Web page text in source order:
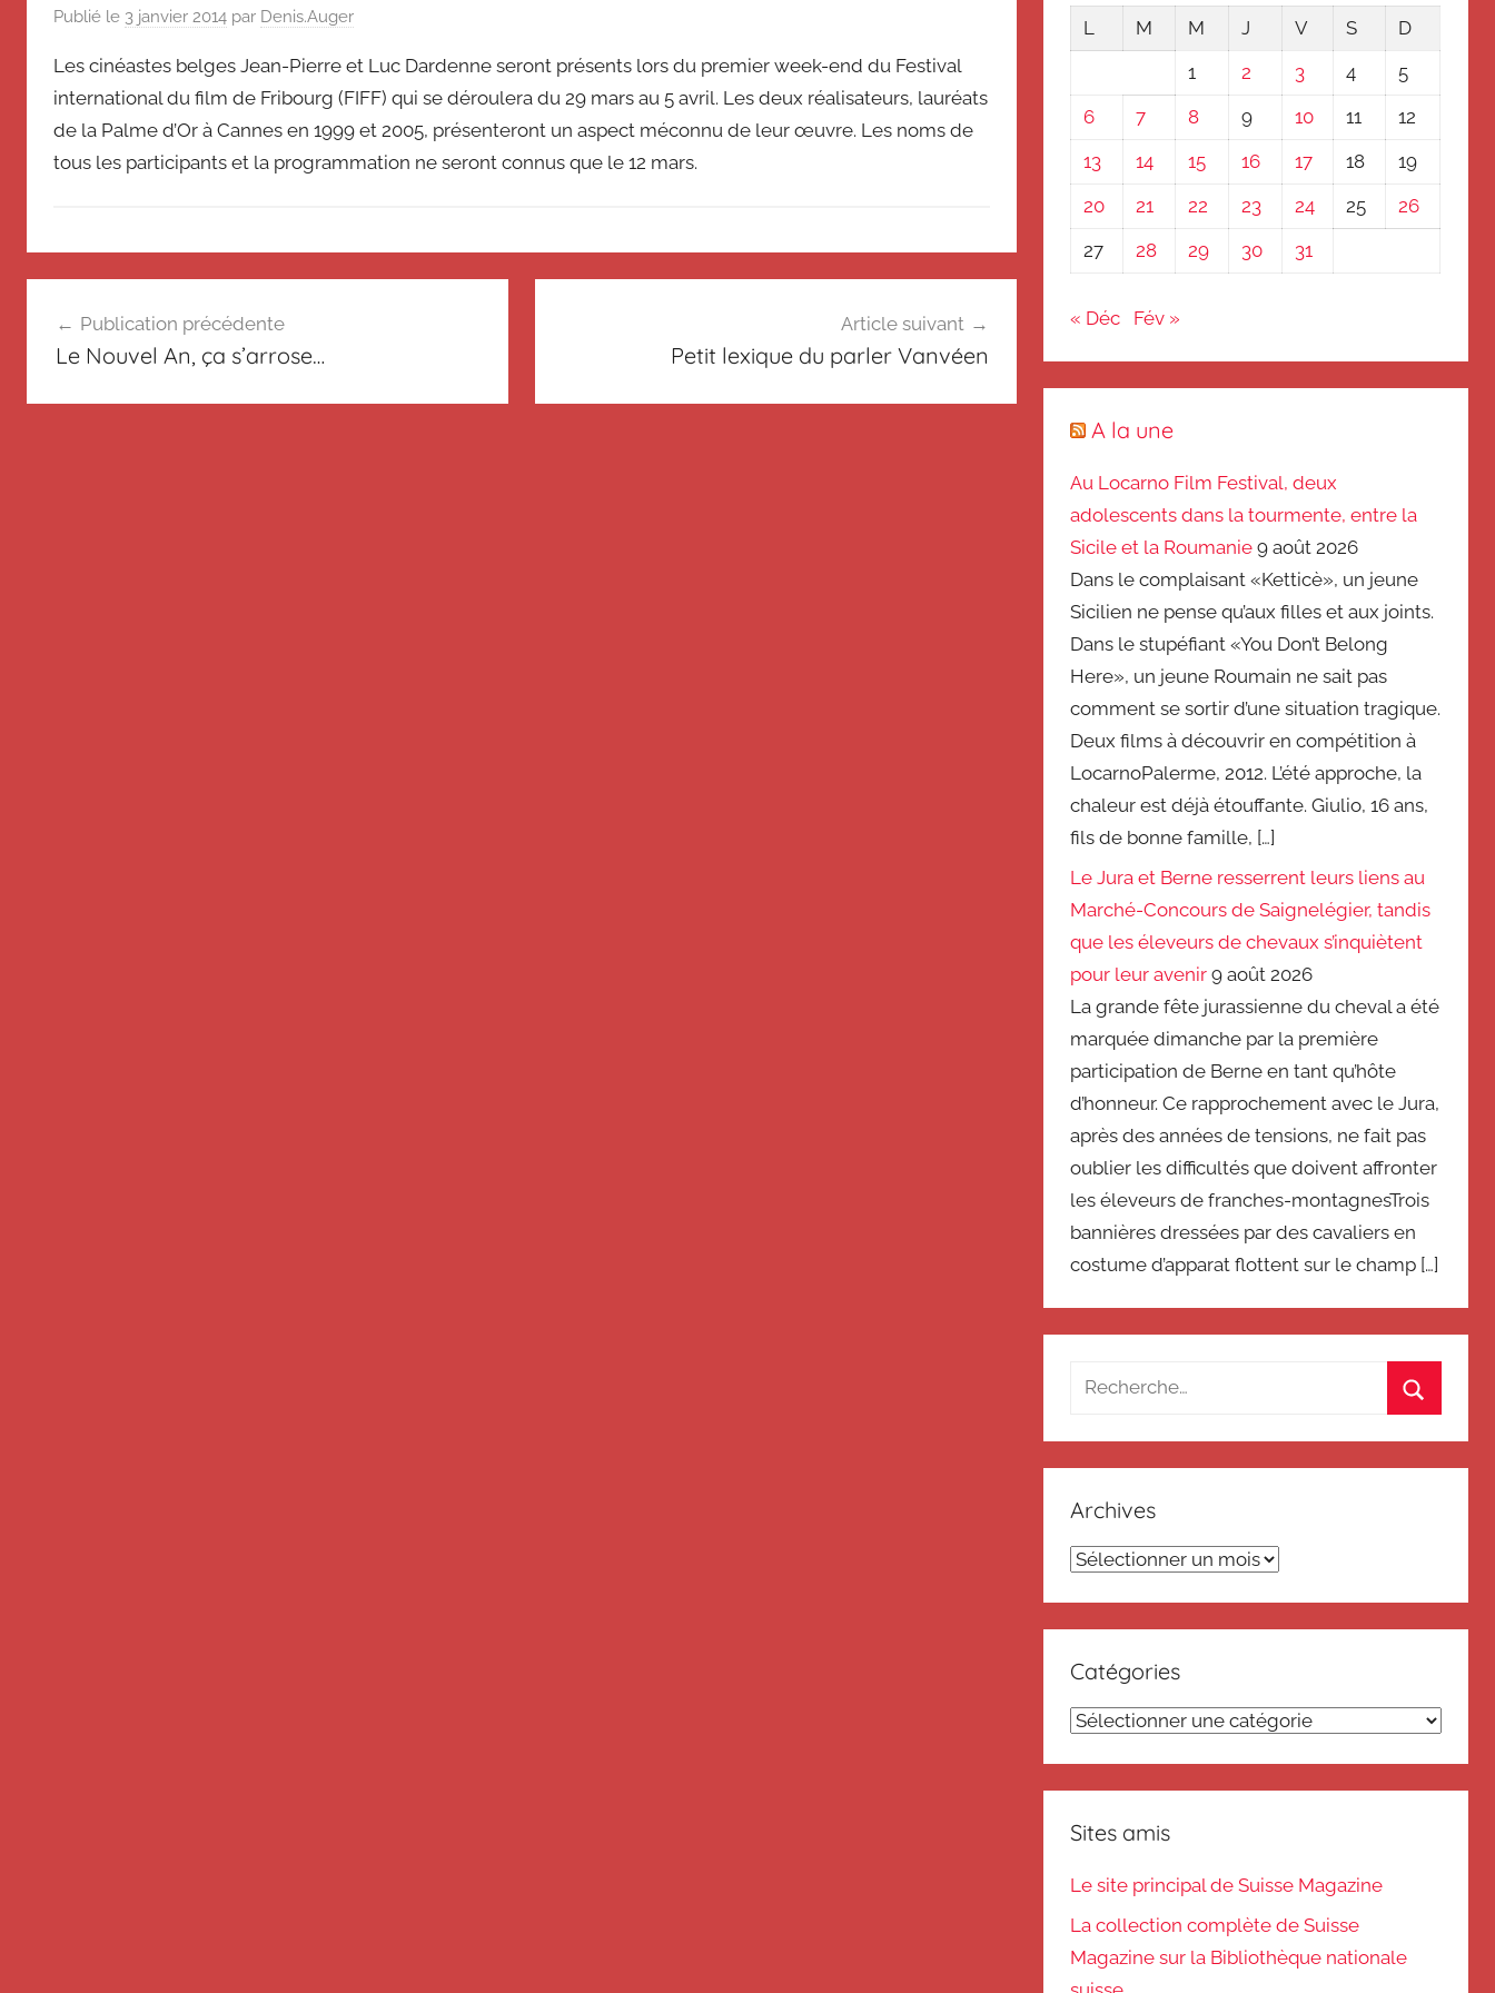
Suisse
Magazine
souvenir
Suisse
Magazine
Publié le 3 janvier 2014 par Denis.Auger
Les cinéastes belges Jean-Pierre et Luc Dardenne seront présents lors du premier week-end du Festival
international du film de Fribourg (FIFF) qui se déroulera du 29 mars au 5 avril. Les deux réalisateurs, lauréats
de la Palme d’Or à Cannes en 1999 et 2005, présenteront un aspect méconnu de leur œuvre. Les noms de
tous les participants et la programmation ne seront connus que le 12 mars.
n
de
Publication précédente
Le Nouvel An, ça s’arrose…
Article suivant
Petit lexique du parler Vanvéen
L
M M J V S
D
1
2 3 4
5
6
7 8 9 10 11
12
13
14 15 16 17 18
19
20
21 22 23 24 25
26
27
28 29 30 31
« Déc Fév »
A la une
Au Locarno Film Festival, deux
adolescents dans la tourmente, entre la
Sicile et la Roumanie 9 août 2026
Dans le complaisant «Ketticè», un jeune
Sicilien ne pense qu’aux filles et aux joints.
Dans le stupéfiant «You Don’t Belong
Here», un jeune Roumain ne sait pas
comment se sortir d’une situation tragique.
Deux films à découvrir en compétition à
LocarnoPalerme, 2012. L’été approche, la
chaleur est déjà étouffante. Giulio, 16 ans,
fils de bonne famille, […]
Le Jura et Berne resserrent leurs liens au
Marché-Concours de Saignelégier, tandis
que les éleveurs de chevaux s’inquiètent
pour leur avenir 9 août 2026
La grande fête jurassienne du cheval a été
marquée dimanche par la première
participation de Berne en tant qu’hôte
d’honneur. Ce rapprochement avec le Jura,
après des années de tensions, ne fait pas
oublier les difficultés que doivent affronter
les éleveurs de franches-montagnesTrois
bannières dressées par des cavaliers en
costume d’apparat flottent sur le champ […]
Recherche
:
Archives
Archives
Catégories
Catégories
Sites amis
Le site principal de Suisse Magazine
La collection complète de Suisse
Magazine sur la Bibliothèque nationale